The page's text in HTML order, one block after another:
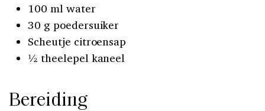
100 ml water
30 g poedersuiker
Scheutje citroensap
½ theelepel kaneel
Bereiding